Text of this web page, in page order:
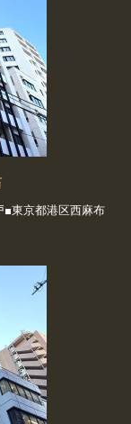
■東京都港区西麻布